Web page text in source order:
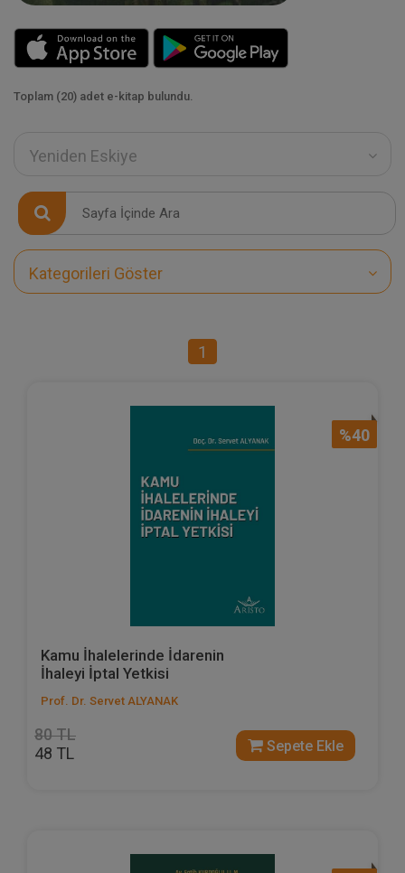
Toplam (20) adet e-kitap bulundu.
Yeniden Eskiye
Kategorileri Göster
1
%40
Kamu İhalelerinde İdarenin
İhaleyi İptal Yetkisi
Prof. Dr. Servet ALYANAK
80 TL
48 TL Sepete Ekle